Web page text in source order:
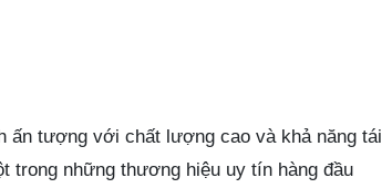
ấn tượng với chất lượng cao và khả năng tái
những thương hiệu uy tín hàng đầu